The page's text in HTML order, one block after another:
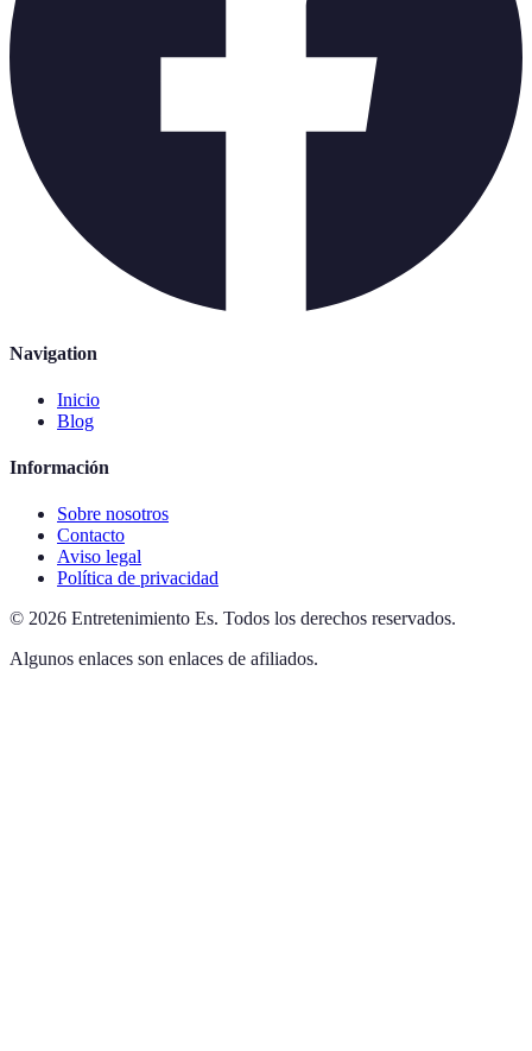
Navigation
Inicio
Blog
Información
Sobre nosotros
Contacto
Aviso legal
Política de privacidad
© 2026 Entretenimiento Es. Todos los derechos reservados.
Algunos enlaces son enlaces de afiliados.